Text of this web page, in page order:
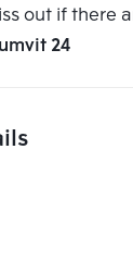
out if there
24